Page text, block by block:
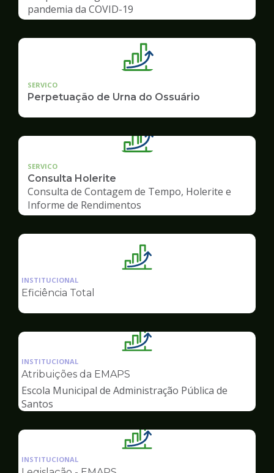
pandemia da COVID-19
SERVICO
Perpetuação de Urna do Ossuário
SERVICO
Consulta Holerite
Consulta de Contagem de Tempo, Holerite e
Informe de Rendimentos
Ilustração
Gestão
INSTITUCIONAL
Eficiência Total
Ilustração
de
Gestão
INSTITUCIONAL
Atribuições da EMAPS
Escola Municipal de Administração Pública de
Santos
Ilustração
INSTITUCIONAL